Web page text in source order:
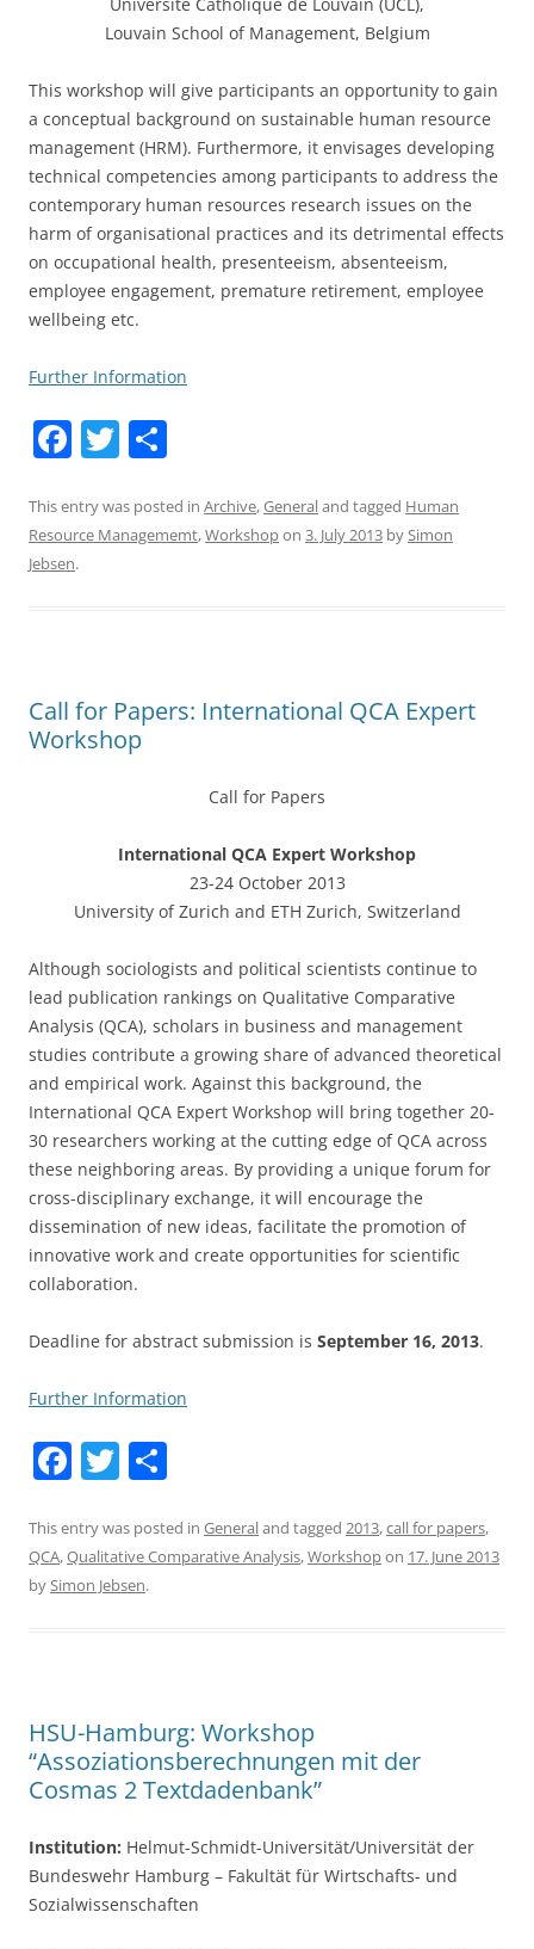
Louvain School of Management, Belgium
This workshop will give participants an opportunity to gain
a conceptual background on sustainable human resource
management (HRM). Furthermore, it envisages developing
technical competencies among participants to address the
contemporary human resources research issues on the
harm of organisational practices and its detrimental effects
on occupational health, presenteeism, absenteeism,
employee engagement, premature retirement, employee
wellbeing etc.
Further Information
F
c
e
k
T
itt
er
ar
e
This entry was posted in Archive,Generaland tagged Human
Resource Managememt,Workshopon 3. July 2013 bySimon
Jebsen.
Call for Papers: International QCA Expert
Workshop
Call for Papers
International QCA Expert Workshop
23-24 October 2013
University of Zurich and ETH Zurich, Switzerland
Although sociologists and political scientists continue to
lead publication rankings on Qualitative Comparative
Analysis (QCA), scholars in business and management
studies contribute a growing share of advanced theoretical
and empirical work. Against this background, the
International QCA Expert Workshop will bring together 20-
30 researchers working at the cutting edge of QCA across
these neighboring areas. By providing a unique forum for
cross-disciplinary exchange, it will encourage the
dissemination of new ideas, facilitate the promotion of
innovative work and create opportunities for scientific
collaboration.
Deadline for abstract submission is September 16, 2013.
Further Information
F
c
e
k
T
itt
er
ar
e
This entry was posted in Generaland tagged 2013,call for papers,
QCA,Qualitative Comparative Analysis,Workshopon 17. June 2013
bySimon Jebsen.
HSU-Hamburg: Workshop
“Assoziationsberechnungen mit der
Cosmas 2 Textdadenbank”
Institution: Helmut-Schmidt-Universität/Universität der
Bundeswehr Hamburg – Fakultät für Wirtschafts- und
Sozialwissenschaften